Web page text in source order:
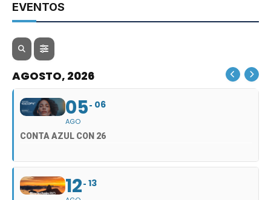
EVENTOS
AGOSTO, 2026
05
AGO
06
CONTA AZUL CON 26
12 13